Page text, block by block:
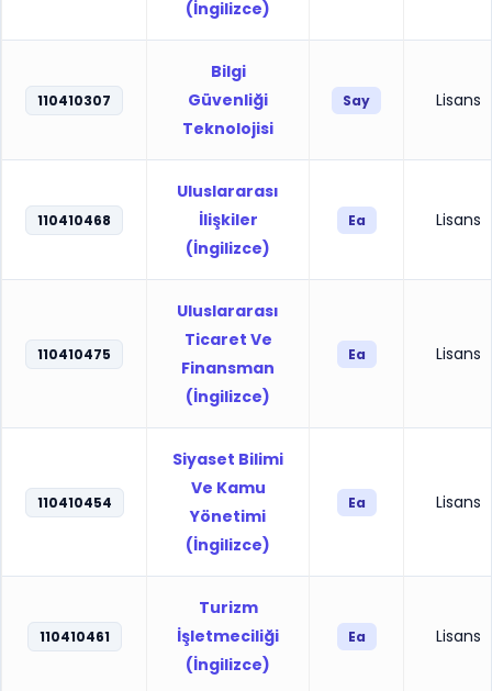
(İngilizce)
110410307
Bilgi
Güvenliği
Teknolojisi
Say Lisans
110410468
Uluslararası
İlişkiler
(İngilizce)
Ea Lisans
110410475
Uluslararası
Ticaret Ve
Finansman
(İngilizce)
Ea Lisans
110410454
Siyaset Bilimi
Ve Kamu
Yönetimi
(İngilizce)
Ea Lisans
110410461
Turizm
İşletmeciliği
(İngilizce)
Ea Lisans